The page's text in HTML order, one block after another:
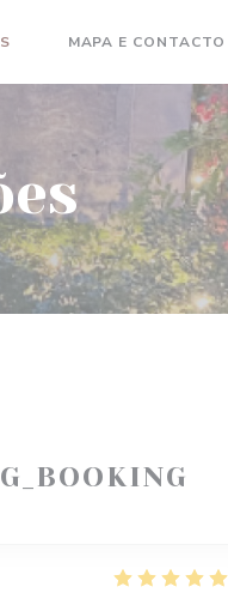
MAPA E CONTACTO